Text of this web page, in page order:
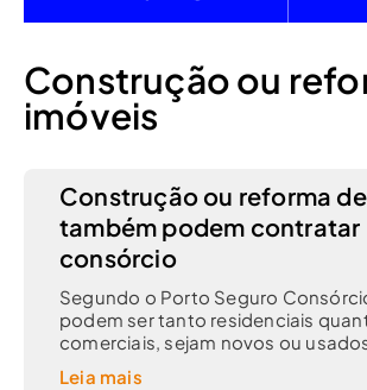
Construção ou
imóveis
Construção ou reforma
também podem contratar
consórcio
Segundo o Porto Seguro
podem ser tanto residenciais
comerciais, sejam novos ou
Leia mais